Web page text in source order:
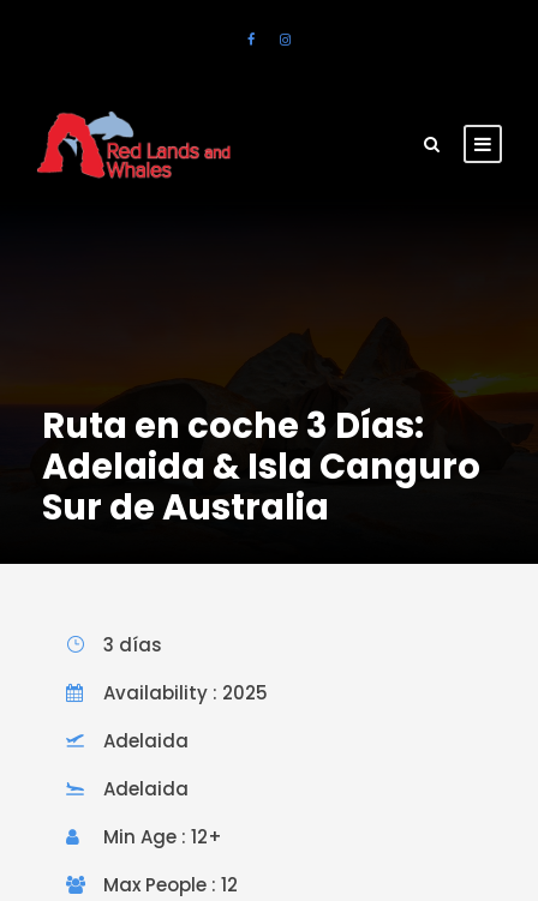
Ruta en coche 3 Días:
Adelaida & Isla Canguro
Sur de Australia
3 días
Availability : 2025
Adelaida
Adelaida
Min Age : 12+
Max People : 12